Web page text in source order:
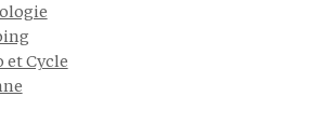
Cycle